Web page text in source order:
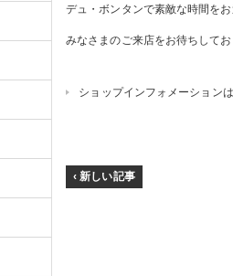
デュ・ボンタンで素敵な時間をお
みなさまのご来店をお待ちしてお
ショップインフォメーション
‹ 新しい記事